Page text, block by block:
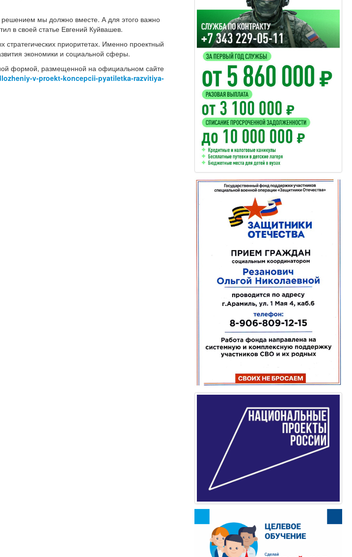
мы должно вместе. А для этого важно
в своей статье Евгений Куйвашев.
приоритетах. Именно проектный
экономики и социальной сферы.
формой, размещенной на официальном сайте
niy-v-proekt-koncepcii-pyatiletka-razvitiya-